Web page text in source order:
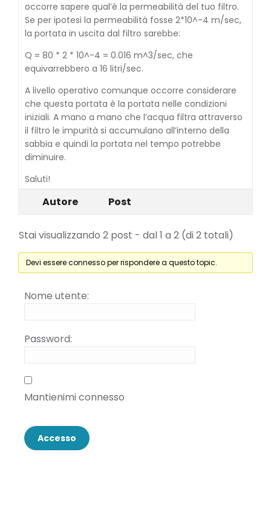
occorre sapere qual’è la permeabilità del tuo filtro.
Se per ipotesi la permeabilità fosse 2*10^-4 m/sec,
la portata in uscita dal filtro sarebbe:
Q = 80 * 2 * 10^-4 = 0.016 m^3/sec, che
equivarrebbero a 16 litri/sec.
A livello operativo comunque occorre considerare
che questa portata è la portata nelle condizioni
iniziali. A mano a mano che l’acqua filtra attraverso
il filtro le impurità si accumulano all’interno della
sabbia e quindi la portata nel tempo potrebbe
diminuire.
Saluti!
Autore Post
Stai visualizzando 2 post - dal 1 a 2 (di 2 totali)
Devi essere connesso per rispondere a questo topic.
Nome utente:
Password:
Mantienimi connesso
Accesso